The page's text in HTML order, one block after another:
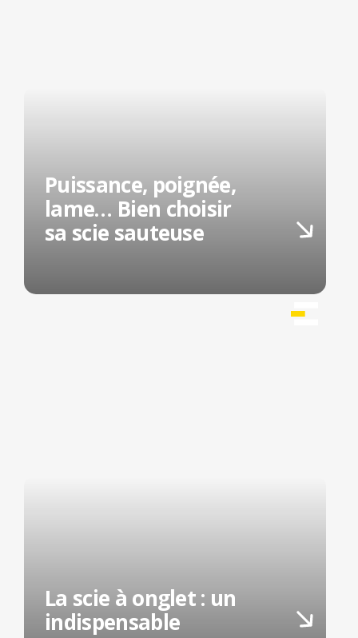
Puissance, poignée,
lame… Bien choisir
sa scie sauteuse
La scie à onglet : un
indispensable